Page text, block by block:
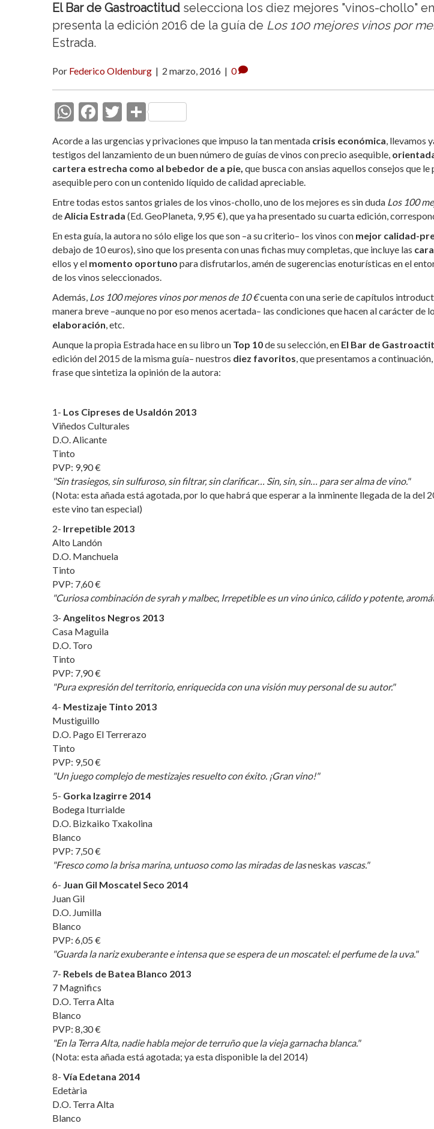
El Bar de Gastroactitud selecciona los diez mejores "vinos-chollo"
presenta la edición 2016 de la guía de Los 100 mejores vinos por
Estrada.
Por Federico Oldenburg | 2 marzo, 2016 | 0
W
at
s
A
p
p
F
e
b
o
o
k
T
itt
er
C
m
p
ar
ti
r
Acorde a las urgencias y privaciones que impuso la tan mentada crisis económica, llevamos
testigos del lanzamiento de un buen número de guías de vinos con precio asequible,
cartera estrecha como al bebedor de a pie, que busca con ansias aquellos consejos que
asequible pero con un contenido líquido de calidad apreciable.
Entre todas estos santos griales de los vinos-chollo, uno de los mejores es sin duda Los 100
deAlicia Estrada (Ed. GeoPlaneta, 9,95 €), que ya ha presentado su cuarta edición,
En esta guía, la autora no sólo elige los que son –a su criterio– los vinos con mejor calidad-
debajo de 10 euros), sino que los presenta con unas fichas muy completas, que incluye las
ellos y el momento oportuno para disfrutarlos, amén de sugerencias enoturísticas en el
de los vinos seleccionados.
Además, Los 100 mejores vinos por menos de 10 €cuenta con una serie de capítulos
manera breve –aunque no por eso menos acertada– las condiciones que hacen al carácter de
elaboración, etc.
Aunque la propia Estrada hace en su libro un Top 10de su selección, en El Bar de
edición del 2015 de la misma guía– nuestros diez favoritos, que presentamos a
frase que sintetiza la opinión de la autora:
1- Los Cipreses de Usaldón 2013
Viñedos Culturales
D.O. Alicante
Tinto
PVP: 9,90 €
"Sin trasiegos, sin sulfuroso, sin filtrar, sin clarificar… Sin, sin, sin… para ser alma de vino."
(Nota: esta añada está agotada, por lo que habrá que esperar a la inminente llegada de la del
este vino tan especial)
2- Irrepetible 2013
Alto Landón
D.O. Manchuela
Tinto
PVP: 7,60 €
"Curiosa combinación de syrah y malbec, Irrepetible es un vino único, cálido y potente,
3- Angelitos Negros 2013
Casa Maguila
D.O. Toro
Tinto
PVP: 7,90 €
"Pura expresión del territorio, enriquecida con una visión muy personal de su autor."
4- Mestizaje Tinto 2013
Mustiguillo
D.O. Pago El Terrerazo
Tinto
PVP: 9,50 €
"Un juego complejo de mestizajes resuelto con éxito. ¡Gran vino!"
5- Gorka Izagirre 2014
Bodega Iturrialde
D.O. Bizkaiko Txakolina
Blanco
PVP: 7,50 €
"Fresco como la brisa marina, untuoso como las miradas de lasneskas vascas."
6- Juan Gil Moscatel Seco 2014
Juan Gil
D.O. Jumilla
Blanco
PVP: 6,05 €
"Guarda la nariz exuberante e intensa que se espera de un moscatel: el perfume de la uva."
7- Rebels de Batea Blanco 2013
7 Magnifics
D.O. Terra Alta
Blanco
PVP: 8,30 €
"En la Terra Alta, nadie habla mejor de terruño que la vieja garnacha blanca."
(Nota: esta añada está agotada; ya esta disponible la del 2014)
8- Vía Edetana 2014
Edetària
D.O. Terra Alta
Blanco